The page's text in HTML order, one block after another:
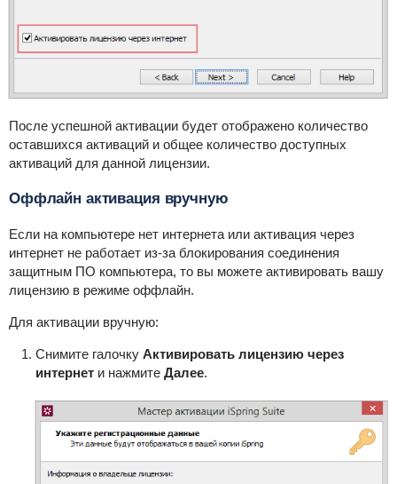
После успешной активации будет отображено количество
оставшихся активаций и общее количество доступных
активаций для данной лицензии.
Оффлайн активация вручную
Если на компьютере нет интернета или активация через
интернет не работает из-за блокирования соединения
защитным ПО компьютера, то вы можете активировать вашу
лицензию в режиме оффлайн.
Для активации вручную:
Снимите галочку Активировать лицензию через
интернети нажмите Далее.